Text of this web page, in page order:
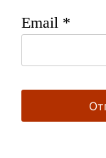
Email *